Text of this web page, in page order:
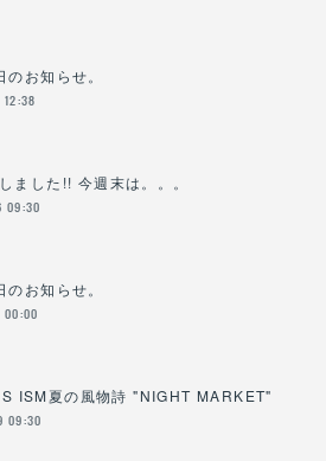
お知らせ。
ました!! 今週末は。。。
09:30
お知らせ。
00:00
ISM夏の風物詩 "NIGHT MARKET"
09:30